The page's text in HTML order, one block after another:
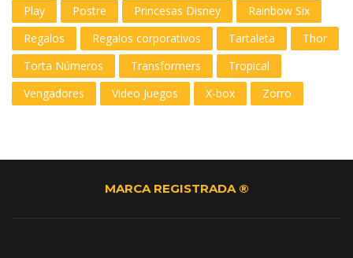
Play
Postre Princesas Disney
Rainbow Six
Regalos
Regalos corporativos Tartaleta
Thor
Torta Números
Transformers
Tropical
Vengadores
Video Juegos X-box Zorro
MARCA REGISTRADA ®